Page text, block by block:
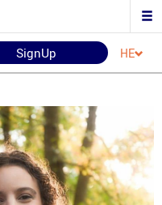
SignUp HE